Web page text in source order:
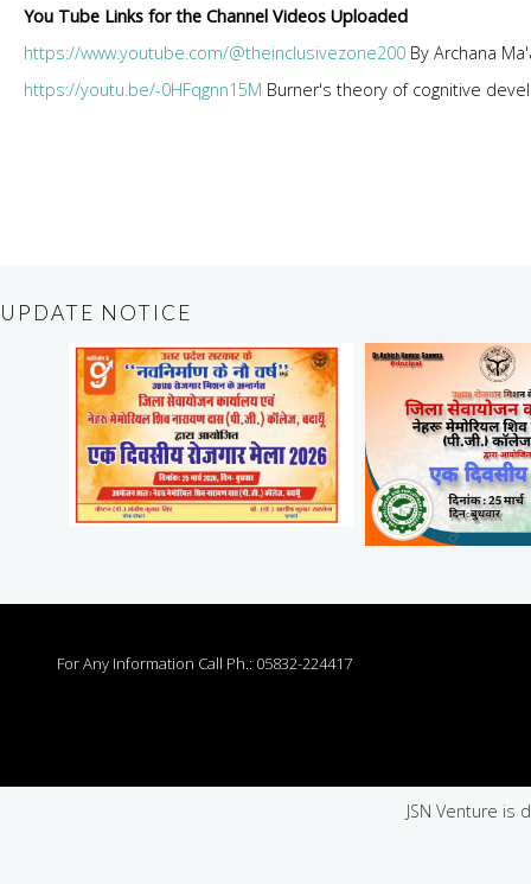
You Tube Links for the Channel Videos Uploaded
https://www.youtube.com/@theinclusivezone200 By Archana
https://youtu.be/-0HFqgnn15M Burner's theory of cognitive
UPDATE NOTICE
For Any Information Call Ph.: 05832-224417
JSN Venture is